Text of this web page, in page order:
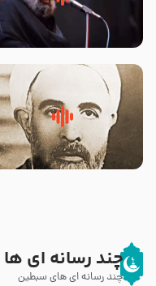
روضه جانسوز پاره های جگر امام
حسن مجتبی علیه السلام-حجت
روضه‌ی مجلس یزید ملعون و
اسارت اهل‌بیت علیهم‌السلام –
چند رسانه ای ها
چند رسانه ای های سبطین